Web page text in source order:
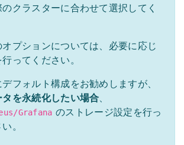
クラスターに合わせて選択してく
プションについては、必要に応じ
ってください。
フォルト構成をお勧めしますが、
タを永続化したい場合
Grafana のストレージ設定を行っ
。